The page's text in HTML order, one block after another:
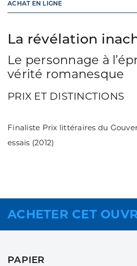
La révélation
Le personnage à
vérité romanesque
PRIX ET DISTINCTIONS
Finaliste Prix littéraires du
essais (2012)
ACHAT EN LIGNE
ACHETER CET
PAPIER